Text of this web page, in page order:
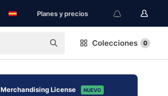
Planes y precios
Colecciones 0
Merchandising License NUEVO